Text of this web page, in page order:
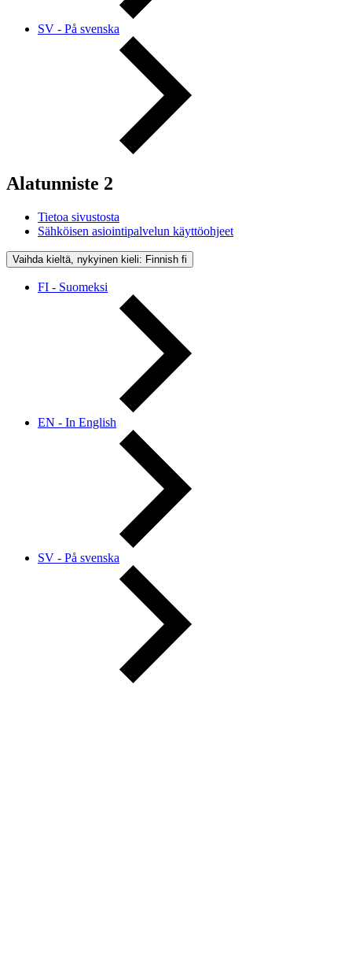
SV - På svenska
Alatunniste 2
Tietoa sivustosta
Sähköisen asiointipalvelun käyttöohjeet
Vaihda kieltä, nykyinen kieli: Finnish fi
FI - Suomeksi
EN - In English
SV - På svenska